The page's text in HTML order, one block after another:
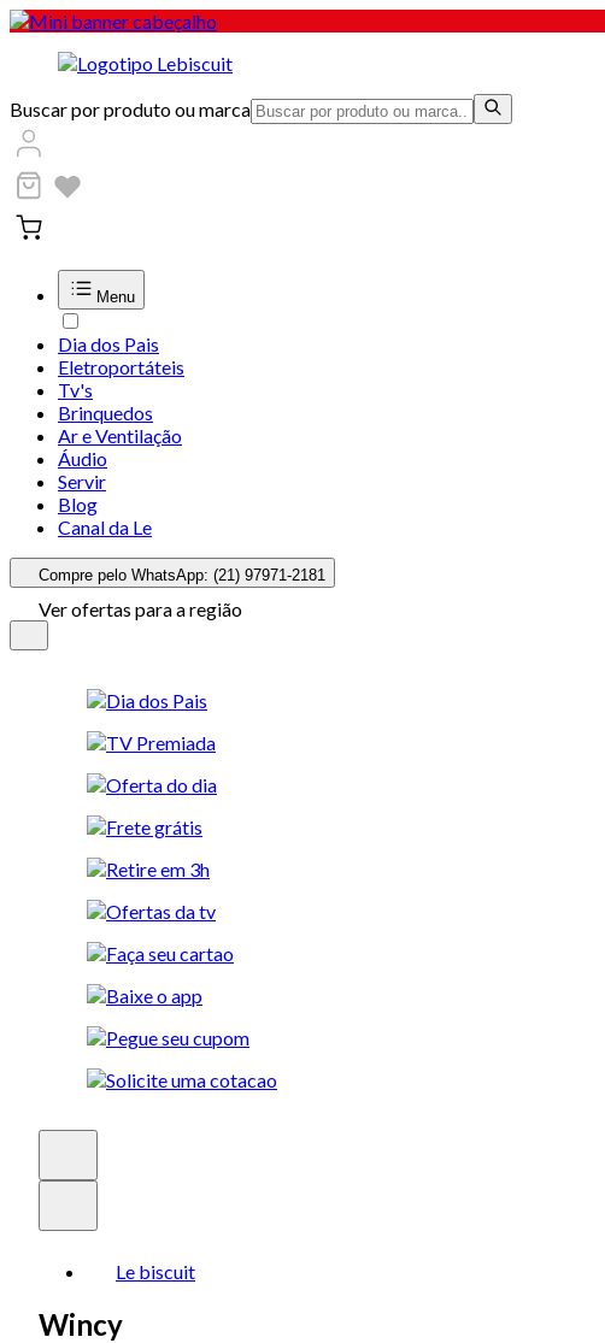
Buscar por produto ou marca
Menu
Dia dos Pais
Eletroportáteis
Tv's
Brinquedos
Ar e Ventilação
Áudio
Servir
Blog
Canal da Le
Compre pelo WhatsApp: (21) 97971-2181
Ver ofertas para a região
Le biscuit
Wincy